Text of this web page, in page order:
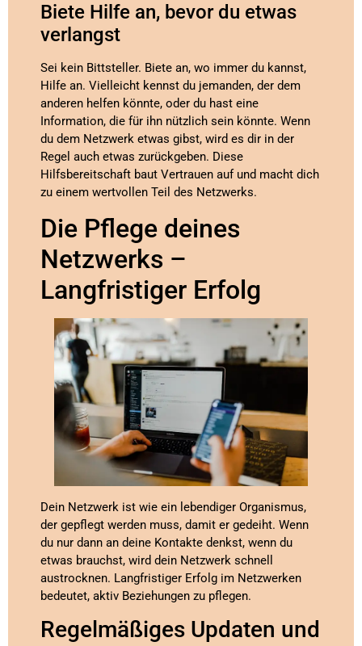
Biete Hilfe an, bevor du etwas
verlangst
Sei kein Bittsteller. Biete an, wo immer du kannst,
Hilfe an. Vielleicht kennst du jemanden, der dem
anderen helfen könnte, oder du hast eine
Information, die für ihn nützlich sein könnte. Wenn
du dem Netzwerk etwas gibst, wird es dir in der
Regel auch etwas zurückgeben. Diese
Hilfsbereitschaft baut Vertrauen auf und macht dich
zu einem wertvollen Teil des Netzwerks.
Die Pflege deines
Netzwerks –
Langfristiger Erfolg
Dein Netzwerk ist wie ein lebendiger Organismus,
der gepflegt werden muss, damit er gedeiht. Wenn
du nur dann an deine Kontakte denkst, wenn du
etwas brauchst, wird dein Netzwerk schnell
austrocknen. Langfristiger Erfolg im Netzwerken
bedeutet, aktiv Beziehungen zu pflegen.
Regelmäßiges Updaten und